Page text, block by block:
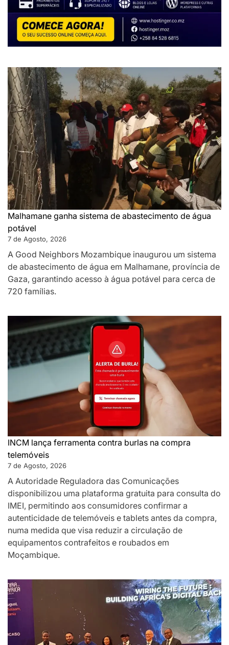
Malhamane ganha sistema de abastecimento de água
potável
7 de Agosto, 2026
A Good Neighbors Mozambique inaugurou um sistema
de abastecimento de água em Malhamane, província de
Gaza, garantindo acesso à água potável para cerca de
720 famílias.
INCM lança ferramenta contra burlas na compra
telemóveis
7 de Agosto, 2026
A Autoridade Reguladora das Comunicações
disponibilizou uma plataforma gratuita para consulta do
IMEI, permitindo aos consumidores confirmar a
autenticidade de telemóveis e tablets antes da compra,
numa medida que visa reduzir a circulação de
equipamentos contrafeitos e roubados em
Moçambique.